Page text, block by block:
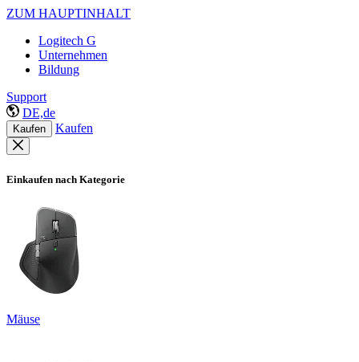
ZUM HAUPTINHALT
Logitech G
Unternehmen
Bildung
Support
DE,de
Kaufen Kaufen
Einkaufen nach Kategorie
Mäuse